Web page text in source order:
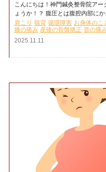
こんにちは！神門鍼灸整骨院ア
ょうか！？ 腹圧とは腹腔内部にか...
肩こり 猫背 循環障害 お身体のこ
膝の痛み 産後の骨盤矯正 首の痛
2025.11.11